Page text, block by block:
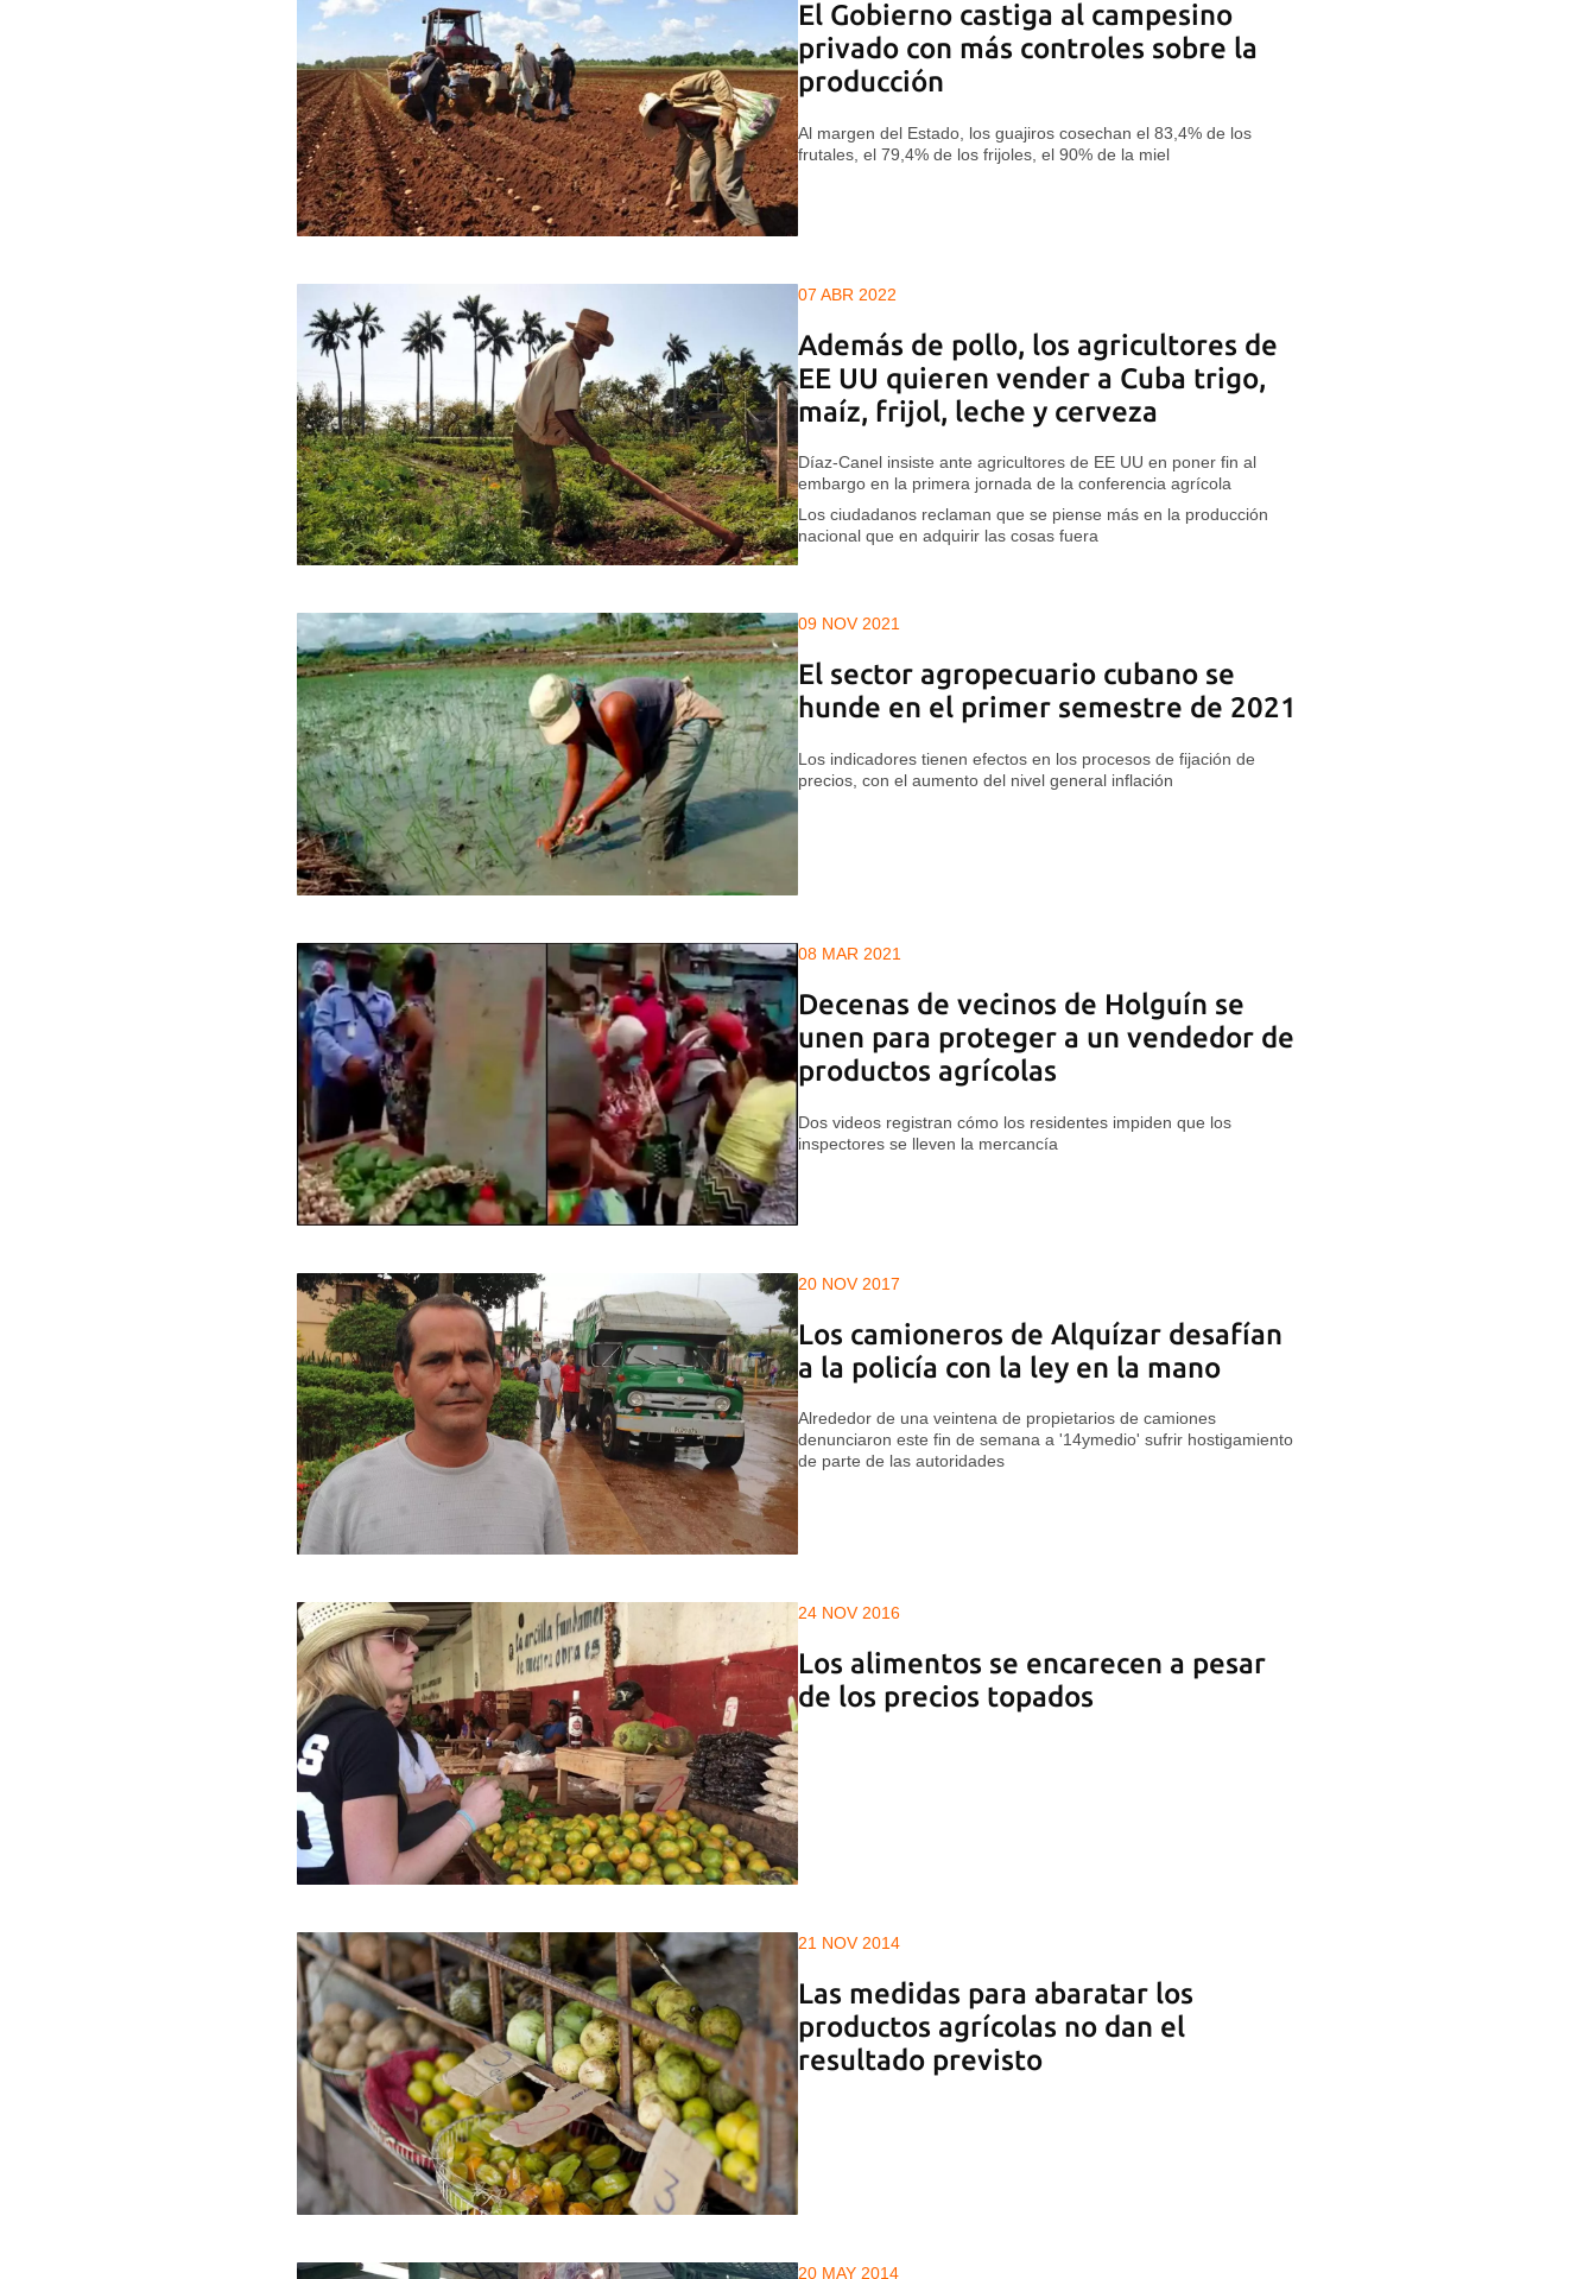
El Gobierno castiga al campesino
privado con más controles sobre la
producción
Al margen del Estado, los guajiros cosechan el 83,4% de los
frutales, el 79,4% de los frijoles, el 90% de la miel
07 ABR 2022
Además de pollo, los agricultores de
EE UU quieren vender a Cuba trigo,
maíz, frijol, leche y cerveza
Díaz-Canel insiste ante agricultores de EE UU en poner fin al
embargo en la primera jornada de la conferencia agrícola
Los ciudadanos reclaman que se piense más en la producción
nacional que en adquirir las cosas fuera
09 NOV 2021
El sector agropecuario cubano se
hunde en el primer semestre de 2021
Los indicadores tienen efectos en los procesos de fijación de
precios, con el aumento del nivel general inflación
08 MAR 2021
Decenas de vecinos de Holguín se
unen para proteger a un vendedor de
productos agrícolas
Dos videos registran cómo los residentes impiden que los
inspectores se lleven la mercancía
20 NOV 2017
Los camioneros de Alquízar desafían
a la policía con la ley en la mano
Alrededor de una veintena de propietarios de camiones
denunciaron este fin de semana a '14ymedio' sufrir hostigamiento
de parte de las autoridades
24 NOV 2016
Los alimentos se encarecen a pesar
de los precios topados
21 NOV 2014
Las medidas para abaratar los
productos agrícolas no dan el
resultado previsto
20 MAY 2014